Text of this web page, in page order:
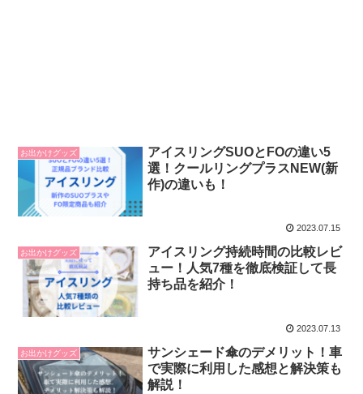
お出かけグッズ
アイスリングSUOとFOの違い5
選！クールリングプラスNEW(新
作)の違いも！
2023.07.15
お出かけグッズ
アイスリング持続時間の比較レビ
ュー！人気7種を徹底検証して長
持ち品を紹介！
2023.07.13
お出かけグッズ
サンシェード傘のデメリット！車
で実際に利用した感想と解決策も
解説！